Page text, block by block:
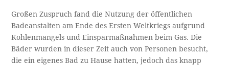
Großen Zuspruch fand die Nutzung der öffentlichen
Badeanstalten am Ende des Ersten Weltkriegs aufgrund
Kohlenmangels und Einsparmaßnahmen beim Gas. Die
Bäder wurden in dieser Zeit auch von Personen besucht,
die ein eigenes Bad zu Hause hatten, jedoch das knapp